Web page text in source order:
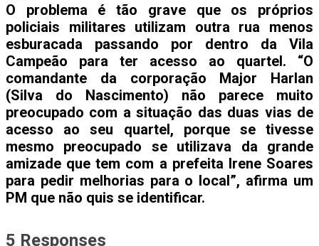
O problema é tão grave que os próprios
policiais militares utilizam outra rua menos
esburacada passando por dentro da Vila
Campeão para ter acesso ao quartel. “O
comandante da corporação Major Harlan
(Silva do Nascimento) não parece muito
preocupado com a situação das duas vias de
acesso ao seu quartel, porque se tivesse
mesmo preocupado se utilizava da grande
amizade que tem com a prefeita Irene Soares
para pedir melhorias para o local”, afirma um
PM que não quis se identificar.
5 Responses